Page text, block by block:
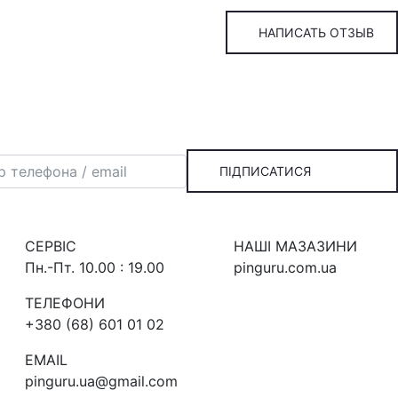
НАПИСАТЬ ОТЗЫВ
ПІДПИСАТИСЯ
СЕРВIС
Пн.-Пт. 10.00 : 19.00
ТЕЛЕФОНИ
+380 (68) 601 01 02
EMAIL
pinguru.ua@gmail.com
НАШI МАЗАЗИНИ
pinguru.com.ua